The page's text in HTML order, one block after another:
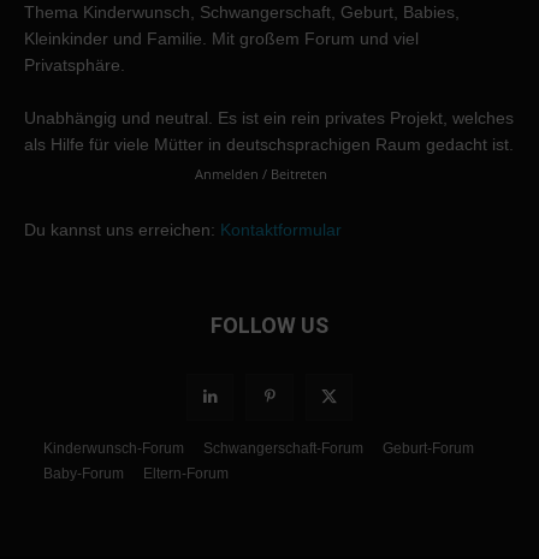
Thema Kinderwunsch, Schwangerschaft, Geburt, Babies,
Kleinkinder und Familie. Mit großem Forum und viel
Privatsphäre.
Unabhängig und neutral. Es ist ein rein privates Projekt, welches
als Hilfe für viele Mütter in deutschsprachigen Raum gedacht ist.
Anmelden / Beitreten
Du kannst uns erreichen: Kontaktformular
FOLLOW US
Kinderwunsch-Forum Schwangerschaft-Forum
Geburt-Forum
Baby-Forum
Eltern-Forum